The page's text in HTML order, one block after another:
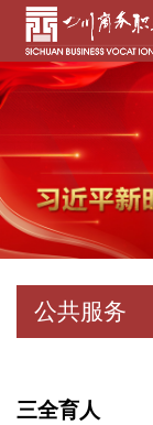
公共服务
三全育人